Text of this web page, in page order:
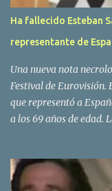
Ha fallecido Esteban
representante de
Una nueva nota
Festival de Eurovisión.
que representó a
a los 69 años de edad.
traves de las redes
epoca universitaria en